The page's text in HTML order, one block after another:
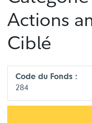
Actions
Ciblé
Code du Fonds :
284